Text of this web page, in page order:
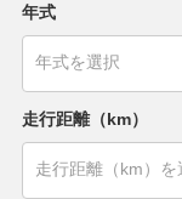
年式
走行距離（km）